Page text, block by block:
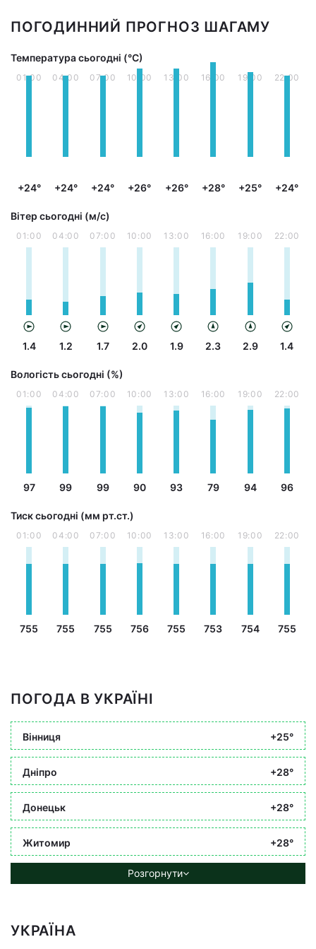
ПОГОДИННИЙ ПРОГНОЗ ШАГАМУ
Температура сьогодні (°С)
01:00
+24°
04:00
+24°
07:00
+24°
10:00
+26°
13:00
+26°
16:00
+28°
19:00
+25°
22:00
+24°
Вітер сьогодні (м/с)
01:00
1.4
04:00
1.2
07:00
1.7
10:00
2.0
13:00
1.9
16:00
2.3
19:00
2.9
22:00
1.4
Вологість сьогодні (%)
01:00
97
04:00
99
07:00
99
10:00
90
13:00
93
16:00
79
19:00
94
22:00
96
Тиск сьогодні (мм рт.ст.)
01:00
755
04:00
755
07:00
755
10:00
756
13:00
755
16:00
753
19:00
754
22:00
755
ПОГОДА В УКРАЇНІ
Вінниця +25°
Дніпро +28°
Донецьк +28°
Житомир +28°
Розгорнути
УКРАЇНА